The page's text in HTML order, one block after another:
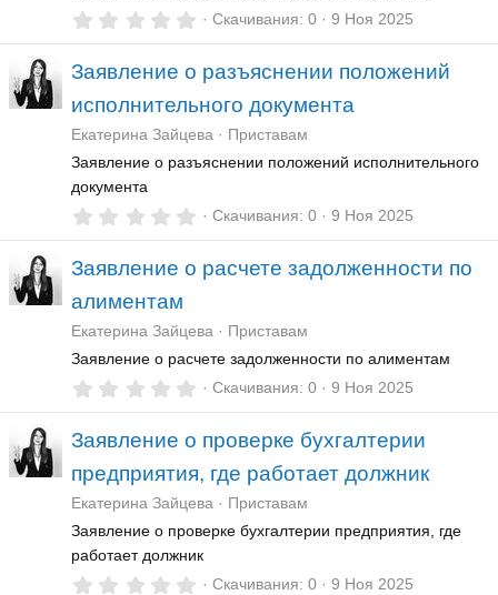
0
0
з
в
з
д
Скачивания 0 9 Ноя 2025
Заявление о разъяснении положений
исполнительного документа
Екатерина Зайцева
Приставам
Заявление о разъяснении положений исполнительного
документа
0
0
з
з
д
Скачивания 0 9 Ноя 2025
Заявление о расчете задолженности по
алиментам
Екатерина Зайцева
Приставам
Заявление о расчете задолженности по алиментам
0
0
в
з
д
Скачивания 0 9 Ноя 2025
Заявление о проверке бухгалтерии
предприятия, где работает должник
Екатерина Зайцева
Приставам
Заявление о проверке бухгалтерии предприятия, где
работает должник
0 Скачивания 0 9 Ноя 2025